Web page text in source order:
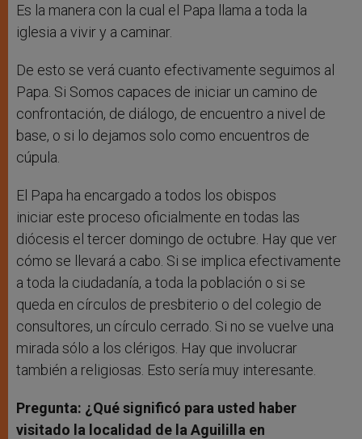
Es la manera con la cual el Papa llama a toda la
iglesia a vivir y a caminar.
De esto se verá cuanto efectivamente seguimos al
Papa. Si Somos capaces de iniciar un camino de
confrontación, de diálogo, de encuentro a nivel de
base, o si lo dejamos solo como encuentros de
cúpula.
El Papa ha encargado a todos los obispos
iniciar este proceso oficialmente en todas las
diócesis el tercer domingo de octubre. Hay que ver
cómo se llevará a cabo. Si se implica efectivamente
a toda la ciudadanía, a toda la población o si se
queda en círculos de presbiterio o del colegio de
consultores, un círculo cerrado. Si no se vuelve una
mirada sólo a los clérigos. Hay que involucrar
también a religiosas. Esto sería muy interesante.
Pregunta: ¿Qué significó para usted haber
visitado la localidad de la Aguililla en